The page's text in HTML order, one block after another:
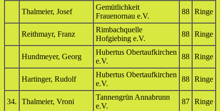
Thalmeier, Josef
Gemütlichkeit
Frauenornau e.V.
88 Ringe
Reithmayr, Franz
Rimbachquelle
Hofgiebing e.V.
88 Ringe
Hundmeyer, Georg
Hubertus Obertaufkirchen
e.V.
88 Ringe
Hartinger, Rudolf
Hubertus Obertaufkirchen
e.V.
88 Ringe
34. Thalmeier, Vroni
Tannengrün Annabrunn
e.V.
87 Ringe